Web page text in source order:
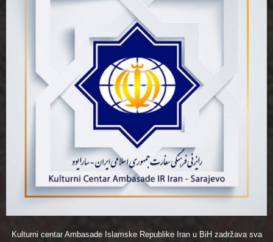
Kulturni centar Ambasade Islamske Republike Iran u BiH zadržava sva